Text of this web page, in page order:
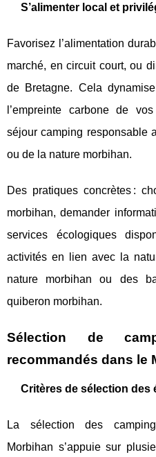
S’alimenter local et
Favorisez l’alimentation
marché, en circuit court, ou
de Bretagne. Cela
l’empreinte carbone de
séjour camping responsable
ou de la nature morbihan.
Des pratiques concrètes :
morbihan, demander
services écologiques
activités en lien avec la
nature morbihan ou des
quiberon morbihan.
Sélection de
recommandés dans le
Critères de sélection des
La sélection des
Morbihan s’appuie sur